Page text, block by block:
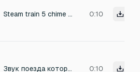
Steam train 5 chime whistle like the F29 0:10
Звук поезда который едет по железной дороге 0:10